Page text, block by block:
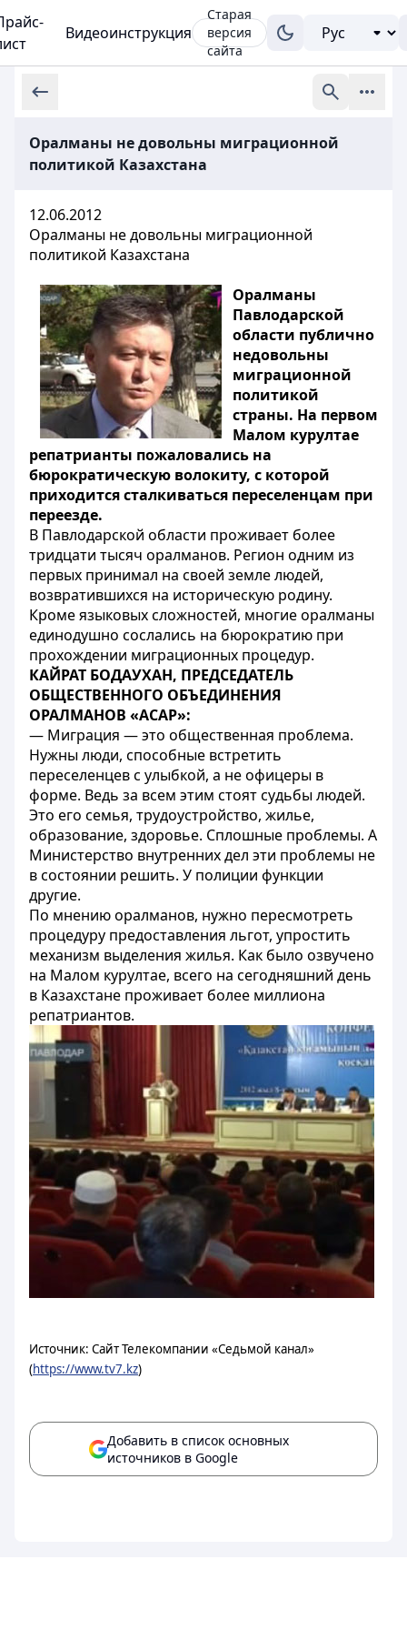
Видеоинструкция
Старая
версия
сайта
Оралманы не довольны миграционной
политикой Казахстана
12.06.2012
Оралманы не довольны миграционной
политикой Казахстана
Оралманы
Павлодарской
области публично
недовольны
миграционной
политикой
страны. На первом
Малом курултае
репатрианты пожаловались на
бюрократическую волокиту, с которой
приходится сталкиваться переселенцам при
переезде.
В Павлодарской области проживает более
тридцати тысяч оралманов. Регион одним из
первых принимал на своей земле людей,
возвратившихся на историческую родину.
Кроме языковых сложностей, многие оралманы
единодушно сослались на бюрократию при
прохождении миграционных процедур.
КАЙРАТ БОДАУХАН, ПРЕДСЕДАТЕЛЬ
ОБЩЕСТВЕННОГО ОБЪЕДИНЕНИЯ
ОРАЛМАНОВ «АСАР»:
— Миграция — это общественная проблема.
Нужны люди, способные встретить
переселенцев с улыбкой, а не офицеры в
форме. Ведь за всем этим стоят судьбы людей.
Это его семья, трудоустройство, жилье,
образование, здоровье. Сплошные проблемы. А
Министерство внутренних дел эти проблемы не
в состоянии решить. У полиции функции
другие.
По мнению оралманов, нужно пересмотреть
процедуру предоставления льгот, упростить
механизм выделения жилья. Как было озвучено
на Малом курултае, всего на сегодняшний день
в Казахстане проживает более миллиона
репатриантов.
Источник: Сайт Телекомпании «Седьмой канал»
(https://www.tv7.kz)
Добавить в список основных
источников в Google